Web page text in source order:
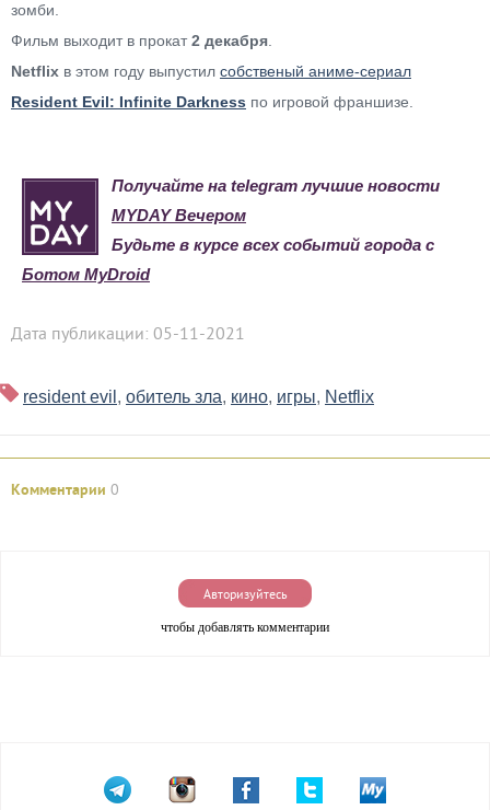
зомби.
Фильм выходит в прокат2 декабря
Netflix в этом году выпустил собственый аниме-сериал
Resident Evil: Infinite Darkness по игровой франшизе.
Получайте на telegram лучшие новости
MYDAY Вечером
Будьте в курсе всех событий города с
Ботом MyDroid
Дата публикации: 05-11-2021
resident evil , обитель зла, кино, игры, Netflix
Комментарии 0
Авторизуйтесь
чтобы добавлять комментарии